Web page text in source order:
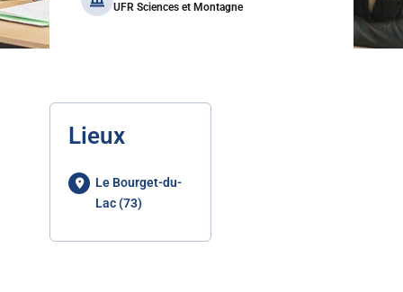
UFR Sciences et Montagne
Lieux
Le Bourget-du-
Lac (73)